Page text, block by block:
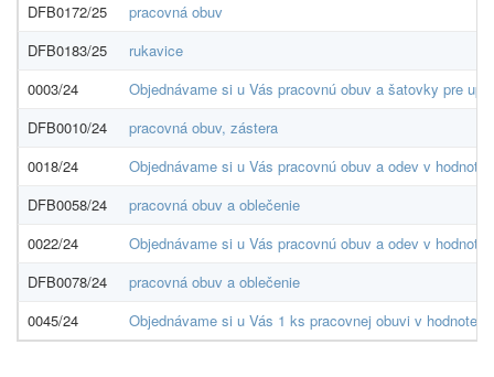
DFB0172/25
pracovná obuv
DFB0183/25
rukavice
0003/24
Objednávame si u Vás pracovnú obuv a šatovky pre
DFB0010/24
pracovná obuv, zástera
0018/24
Objednávame si u Vás pracovnú obuv a odev v hodnote
DFB0058/24
pracovná obuv a oblečenie
0022/24
Objednávame si u Vás pracovnú obuv a odev v hodnote
DFB0078/24
pracovná obuv a oblečenie
0045/24
Objednávame si u Vás 1 ks pracovnej obuvi v hodnote